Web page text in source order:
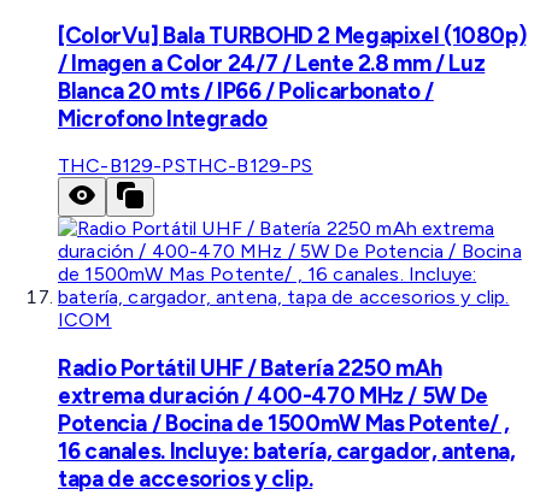
[ColorVu] Bala TURBOHD 2 Megapixel (1080p)
/ Imagen a Color 24/7 / Lente 2.8 mm / Luz
Blanca 20 mts / IP66 / Policarbonato /
Microfono Integrado
THC-B129-PSTHC-B129-PS
ICOM
Radio Portátil UHF / Batería 2250 mAh
extrema duración / 400-470 MHz / 5W De
Potencia / Bocina de 1500mW Mas Potente/ ,
16 canales. Incluye: batería, cargador, antena,
tapa de accesorios y clip.